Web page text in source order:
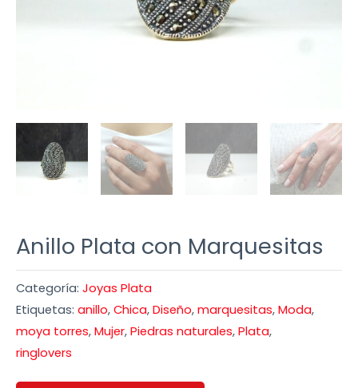
Anillo Plata con Marquesitas
Categoría: Joyas Plata
Etiquetas: anillo,Chica,Diseño,marquesitas,Moda,
moya torres,Mujer,Piedras naturales,Plata,
ringlovers